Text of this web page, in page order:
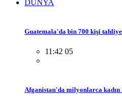
DÜNYA
Guatemala'da bin 700 kişi
11:42 05
Afganistan'da milyonlarca kadın